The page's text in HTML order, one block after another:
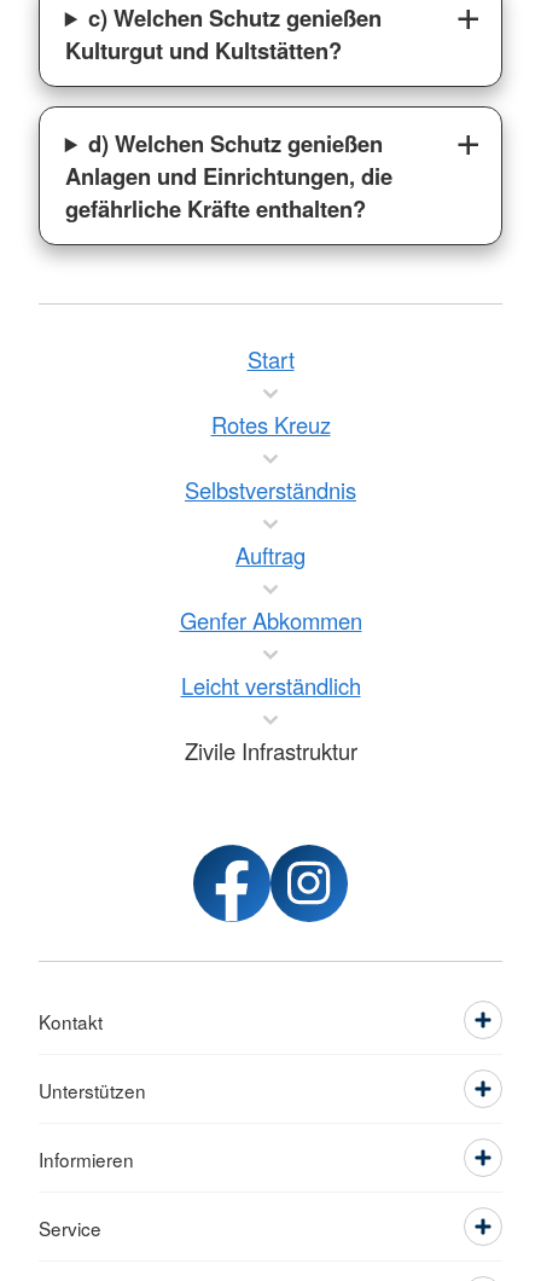
c) Welchen Schutz genießen
Kulturgut und Kultstätten?
d) Welchen Schutz genießen
Anlagen und Einrichtungen, die
gefährliche Kräfte enthalten?
Start
Rotes Kreuz
Selbstverständnis
Auftrag
Genfer Abkommen
Leicht verständlich
Zivile Infrastruktur
Kontakt
Unterstützen
Informieren
Service